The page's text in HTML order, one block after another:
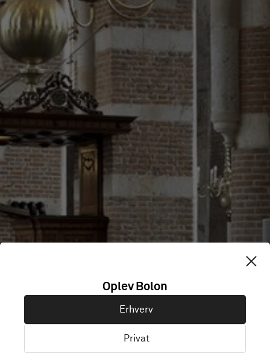
LEBUINUSKERK
Deventer, Nederlandene
Oplev Bolon
Erhverv
Privat